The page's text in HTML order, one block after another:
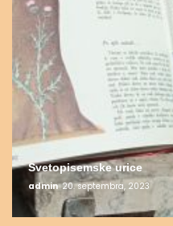
Svetopisemske urice
admin 20. septembra, 2023